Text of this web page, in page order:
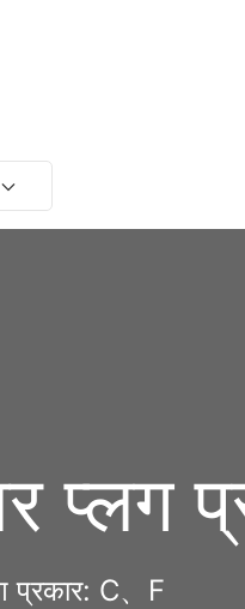
प्लग
प्रकार: C、F